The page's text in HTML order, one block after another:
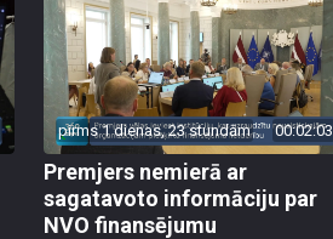
pirms 1 dienas, 23 stundām 00:02:03
Premjers nemierā ar
sagatavoto informāciju par
NVO finansējumu